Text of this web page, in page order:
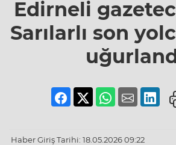
Sarılarlı son
uğurlandı
Edirneli
Sarılarlı son
Haber Giriş Tarihi: 18.05.2026 09:22